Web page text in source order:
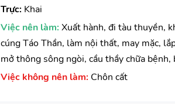
Trực: Khai
Việc nên làm: Xuất hành, đi tàu thuyền,
cúng Táo Thần, làm nội thất, may mặc,
mở thông sông ngòi, cầu thầy chữa
Việc không nên làm: Chôn cất